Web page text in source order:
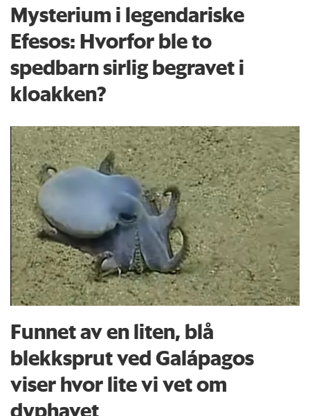
Mysterium i legendariske
Efesos: Hvorfor ble to
spedbarn sirlig begravet i
kloakken?
Funnet av en liten, blå
blekksprut ved Galápagos
viser hvor lite vi vet om
dyphavet